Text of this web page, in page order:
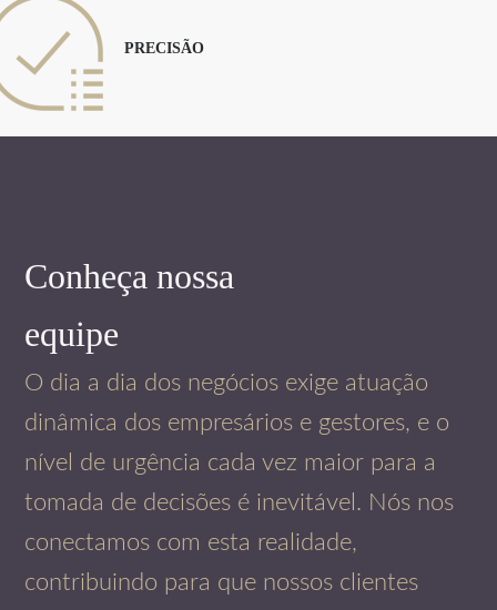
PRECISÃO
Conheça nossa
equipe
O dia a dia dos negócios exige atuação
dinâmica dos empresários e gestores, e o
nível de urgência cada vez maior para a
tomada de decisões é inevitável. Nós nos
conectamos com esta realidade,
contribuindo para que nossos clientes